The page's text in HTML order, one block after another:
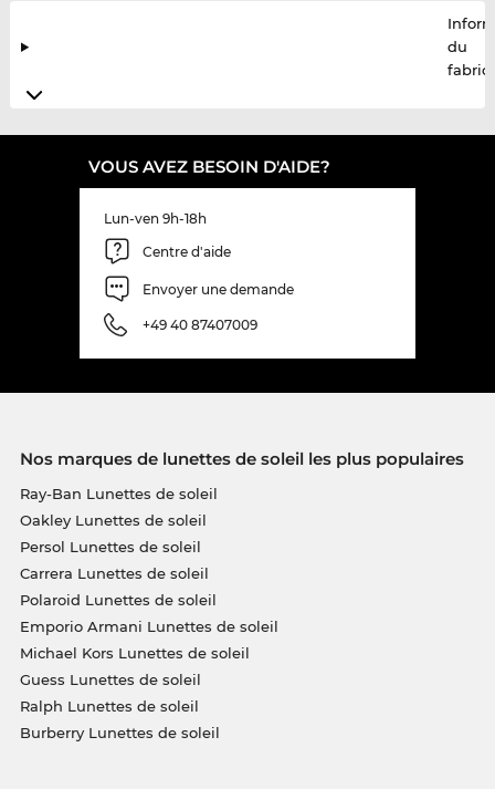
du
VOUS AVEZ BESOIN D'AIDE?
Lun-ven 9h-18h
Centre d'aide
Envoyer une demande
+49 40 87407009
Nos marques de lunettes de soleil les plus populaires
Ray-Ban Lunettes de soleil
Oakley Lunettes de soleil
Persol Lunettes de soleil
Carrera Lunettes de soleil
Polaroid Lunettes de soleil
Emporio Armani Lunettes de soleil
Michael Kors Lunettes de soleil
Guess Lunettes de soleil
Ralph Lunettes de soleil
Burberry Lunettes de soleil